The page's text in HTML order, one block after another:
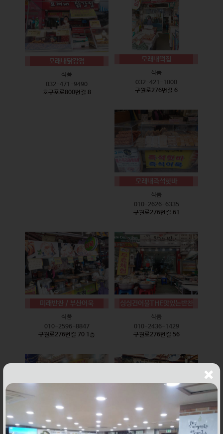
모래내닭강정
식품
032-471-9490
호구포로800번길 8
모래내떡집
식품
032-421-1000
구월로276번길 6
모래내즉석핫바
식품
010-2626-6335
구월로276번길 61
미래반찬 / 부산어묵
식품
010-2596-8847
구월로276번길 70 1층
싱싱건어물THE맛있는반찬
식품
010-2436-1429
구월로276번길 56
웰빙즉석손두부 윤하네건어물